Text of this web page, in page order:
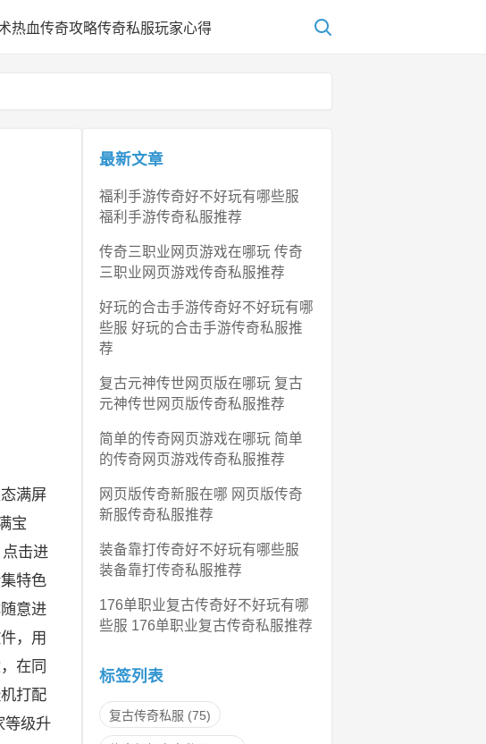
热血传奇攻略传奇私服玩家心得
满屏
宝
击进
特色
意进
，用
在同
打配
等级升
最新文章
福利手游传奇好不好玩有哪些服
福利手游传奇私服推荐
传奇三职业网页游戏在哪玩 传奇
三职业网页游戏传奇私服推荐
好玩的合击手游传奇好不好玩有哪
些服 好玩的合击手游传奇私服推
荐
复古元神传世网页版在哪玩 复古
元神传世网页版传奇私服推荐
简单的传奇网页游戏在哪玩 简单
的传奇网页游戏传奇私服推荐
网页版传奇新服在哪 网页版传奇
新服传奇私服推荐
装备靠打传奇好不好玩有哪些服
装备靠打传奇私服推荐
176单职业复古传奇好不好玩有哪
些服 176单职业复古传奇私服推荐
标签列表
复古传奇私服 (75)